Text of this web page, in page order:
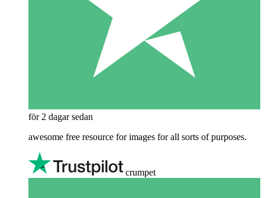
för 2 dagar sedan
awesome free resource for images for all sorts of purposes.
crumpet